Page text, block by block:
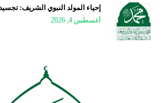
إحياء المولد النبوي الشريف:
أغسطس 4, 2026